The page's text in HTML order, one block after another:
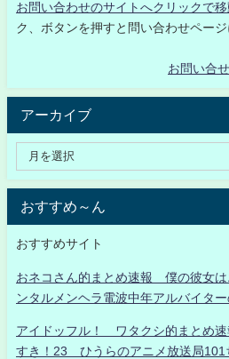
お問い合わせのサイトへクリックで移
ク、ボタンを押すと問い合わせペー
お問い合せ
アーカイブ
おすすめ～ん
おすすめサイト
おネコさん的まとめ速報 僕の彼女は
ンタルメンヘラ電波中年アルバイタ
アイドッフル！ ワタクシ的まとめ
すき！23 ひうらのアニメ放送局101